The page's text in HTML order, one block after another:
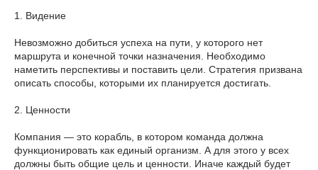
1. Видение
Невозможно добиться успеха на пути, у которого нет
маршрута и конечной точки назначения. Необходимо
наметить перспективы и поставить цели. Стратегия призвана
описать способы, которыми их планируется достигать.
2. Ценности
Компания — это корабль, в котором команда должна
функционировать как единый организм. А для этого у всех
должны быть общие цель и ценности. Иначе каждый будет